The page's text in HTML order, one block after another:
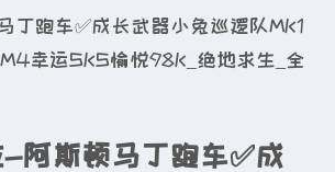
丁跑车✅成长武器小兔巡逻队MK1
幸运SKS愉悦98K_绝地求生_全
阿斯顿马丁跑车✅成